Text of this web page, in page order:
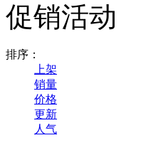
促销活动
排序：
上架
销量
价格
更新
人气